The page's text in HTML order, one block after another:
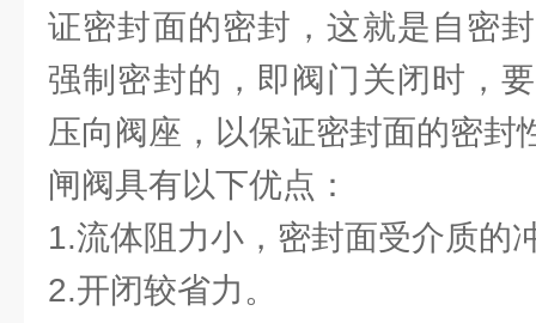
证密封面的密封，这就是自密
强制密封的，即阀门关闭时，
压向阀座，以保证密封面的密封
闸阀具有以下优点：
1.流体阻力小，密封面受介质的
2.开闭较省力。